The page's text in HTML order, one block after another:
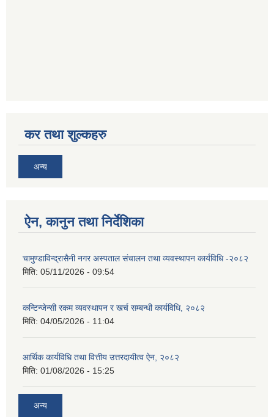
कर तथा शुल्कहरु
अन्य
ऐन, कानुन तथा निर्देशिका
चामुण्डाविन्द्रासैनी नगर अस्पताल संचालन तथा व्यवस्थापन कार्यविधि -२०८२
मिति: 05/11/2026 - 09:54
कन्टिन्जेन्सी रकम व्यवस्थापन र खर्च सम्बन्धी कार्यविधि, २०८२
मिति: 04/05/2026 - 11:04
आर्थिक कार्यविधि तथा वित्तीय उत्तरदायीत्व ऐन, २०८२
मिति: 01/08/2026 - 15:25
अन्य